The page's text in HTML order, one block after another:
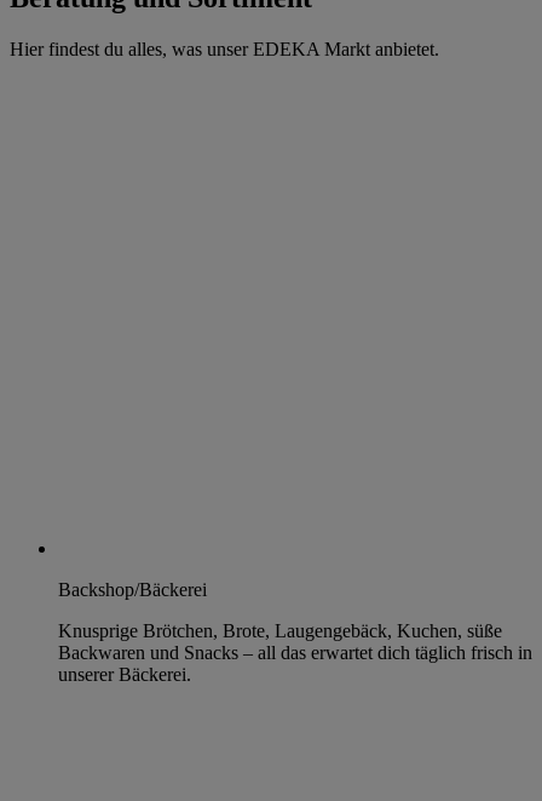
Hier findest du alles, was unser EDEKA Markt anbietet.
Backshop/Bäckerei
Knusprige Brötchen, Brote, Laugengebäck, Kuchen, süße
Backwaren und Snacks – all das erwartet dich täglich frisch in
unserer Bäckerei.